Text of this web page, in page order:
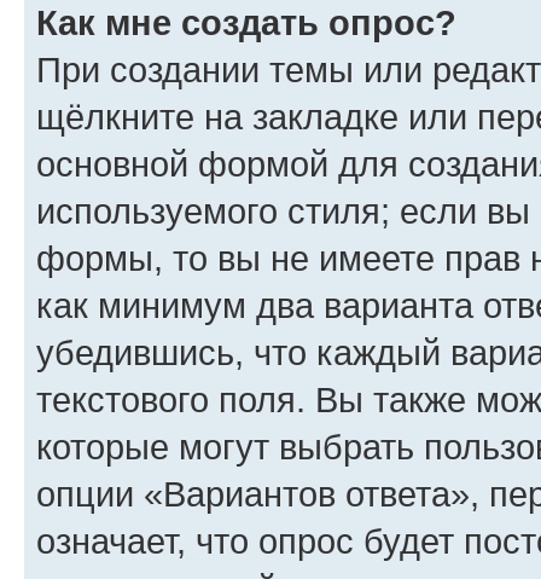
Как мне создать опрос?
При создании темы или
щёлкните на закладке или
основной формой для
используемого стиля; если
формы, то вы не имеете прав
как минимум два варианта
убедившись, что каждый
текстового поля. Вы также
которые могут выбрать
опции «Вариантов ответа»,
означает, что опрос будет